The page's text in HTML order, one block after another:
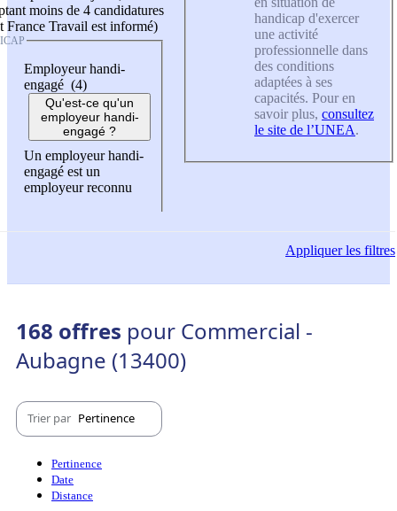
moins de 4 candidatures
France Travail est informé)
Employeur handi-
engagé (4)
Qu'est-ce qu'un
employeur handi-
engagé ?
Un employeur handi-
engagé est un
employeur reconnu
handicap d'exercer
une activité
professionnelle dans
des conditions
adaptées à ses
capacités. Pour en
savoir plus, consultez
le site de l’UNEA.
Appliquerles filtres
168 offres pour Commercial -
Aubagne (13400)
Trier par Pertinence
Pertinence
Date
Distance